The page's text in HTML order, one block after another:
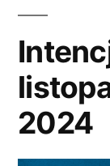
2024